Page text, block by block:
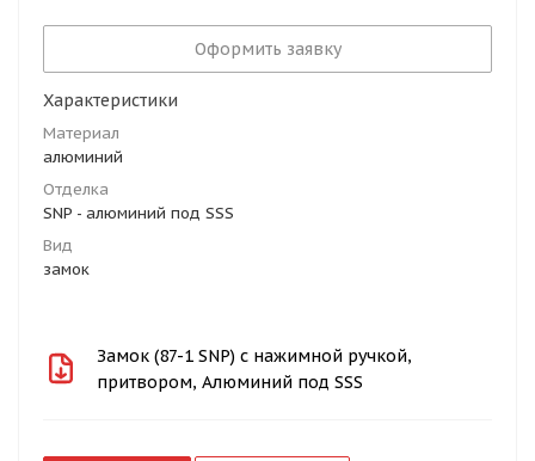
Оформить заявку
Характеристики
Материал
алюминий
Отделка
SNP - алюминий под SSS
Вид
замок
Замок (87-1 SNP) с нажимной ручкой,
притвором, Алюминий под SSS